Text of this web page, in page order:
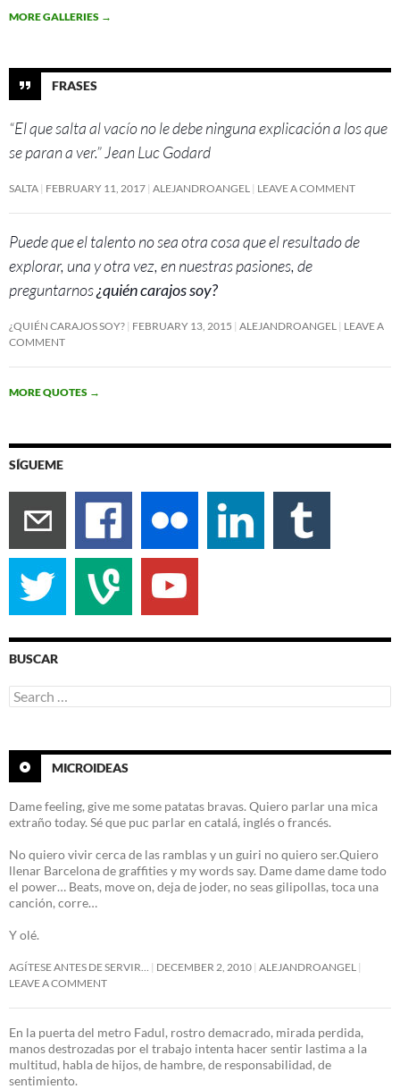
MORE GALLERIES →
FRASES
“El que salta al vacío no le debe ninguna explicación a los que
se paran a ver.” Jean Luc Godard
SALTA FEBRUARY 11, 2017 ALEJANDROANGEL LEAVE A COMMENT
Puede que el talento no sea otra cosa que el resultado de
explorar, una y otra vez, en nuestras pasiones, de
preguntarnos¿quién carajos soy?
¿QUIÉN CARAJOS SOY? FEBRUARY 13, 2015 ALEJANDROANGEL
LEAVE A
COMMENT
MORE QUOTES →
SÍGUEME
BUSCAR
Search
for:
MICROIDEAS
Dame feeling, give me some patatas bravas. Quiero parlar una mica
extraño today. Sé que puc parlar en catalá, inglés o francés.
No quiero vivir cerca de las ramblas y un guiri no quiero ser.Quiero
llenar Barcelona de graffities y my words say. Dame dame dame todo
el power… Beats, move on, deja de joder, no seas gilipollas, toca una
canción, corre…
Y olé.
AGÍTESE ANTES DE SERVIR… DECEMBER 2, 2010 ALEJANDROANGEL
LEAVE A COMMENT
En la puerta del metro Fadul, rostro demacrado, mirada perdida,
manos destrozadas por el trabajo intenta hacer sentir lastima a la
multitud, habla de hijos, de hambre, de responsabilidad, de
sentimiento.